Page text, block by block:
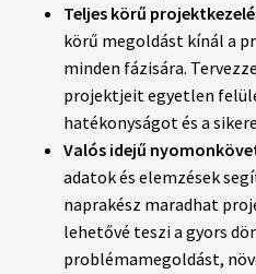
Teljes körű
körű megoldást kínál a
minden fázisára.
projektjeit egyetlen
hatékonyságot és a
Valós idejű
adatok és elemzések
naprakész maradhat
lehetővé teszi a gyors
problémamegoldást,